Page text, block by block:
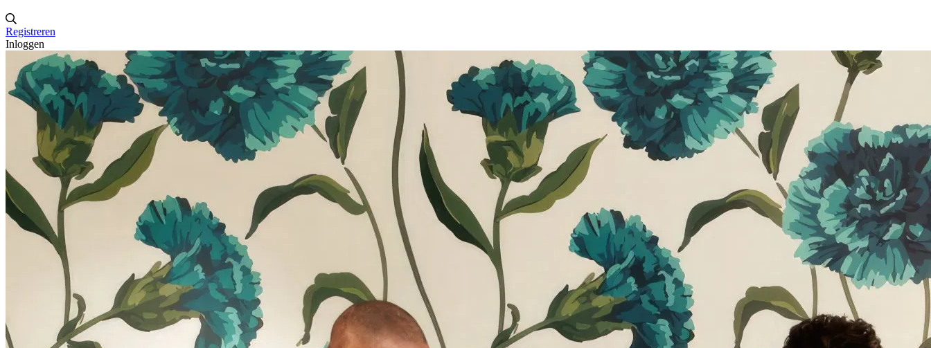
Registreren
Inloggen